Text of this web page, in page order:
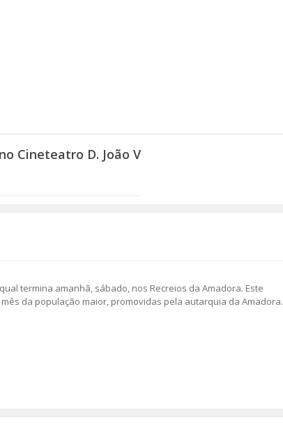
Cineteatro D. João V
termina amanhã, sábado, nos Recreios da Amadora. Este
da população maior, promovidas pela autarquia da Amadora.